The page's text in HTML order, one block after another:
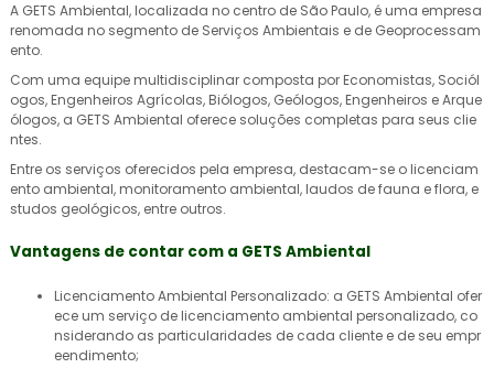
A GETS Ambiental, localizada no centro de São Paulo, é uma empresa
renomada no segmento de Serviços Ambientais e de Geoprocessam
ento.
Com uma equipe multidisciplinar composta por Economistas, Sociól
ogos, Engenheiros Agrícolas, Biólogos, Geólogos, Engenheiros e Arque
ólogos, a GETS Ambiental oferece soluções completas para seus clie
ntes.
Entre os serviços oferecidos pela empresa, destacam-se o licenciam
ento ambiental, monitoramento ambiental, laudos de fauna e flora, e
studos geológicos, entre outros.
Vantagens de contar com a GETS Ambiental
Licenciamento Ambiental Personalizado: a GETS Ambiental ofer
ece um serviço de licenciamento ambiental personalizado, co
nsiderando as particularidades de cada cliente e de seu empr
eendimento;